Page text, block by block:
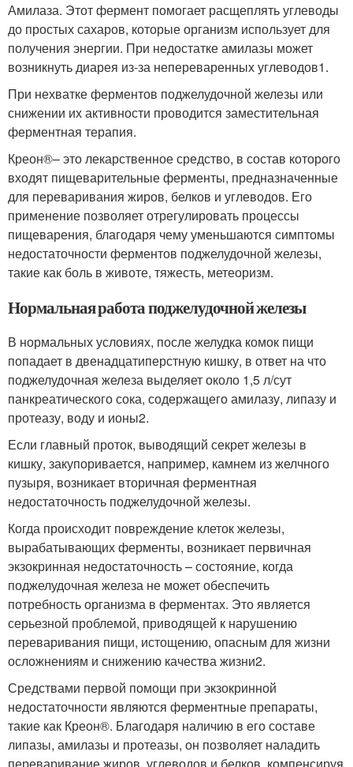
Амилаза. Этот фермент помогает расщеплять углеводы
до простых сахаров, которые организм использует для
получения энергии. При недостатке амилазы может
возникнуть диарея из-за непереваренных углеводов1.
При нехватке ферментов поджелудочной железы или
снижении их активности проводится заместительная
ферментная терапия.
Креон®– это лекарственное средство, в состав которого
входят пищеварительные ферменты, предназначенные
для переваривания жиров, белков и углеводов. Его
применение позволяет отрегулировать процессы
пищеварения, благодаря чему уменьшаются симптомы
недостаточности ферментов поджелудочной железы,
такие как боль в животе, тяжесть, метеоризм.
Нормальная работа поджелудочной железы
В нормальных условиях, после желудка комок пищи
попадает в двенадцатиперстную кишку, в ответ на что
поджелудочная железа выделяет около 1,5 л/сут
панкреатического сока, содержащего амилазу, липазу и
протеазу, воду и ионы2.
Если главный проток, выводящий секрет железы в
кишку, закупоривается, например, камнем из желчного
пузыря, возникает вторичная ферментная
недостаточность поджелудочной железы.
Когда происходит повреждение клеток железы,
вырабатывающих ферменты, возникает первичная
экзокринная недостаточность – состояние, когда
поджелудочная железа не может обеспечить
потребность организма в ферментах. Это является
серьезной проблемой, приводящей к нарушению
переваривания пищи, истощению, опасным для жизни
осложнениям и снижению качества жизни2.
Средствами первой помощи при экзокринной
недостаточности являются ферментные препараты,
такие как Креон®. Благодаря наличию в его составе
липазы, амилазы и протеазы, он позволяет наладить